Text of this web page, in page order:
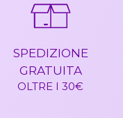
SPEDIZIONE
GRATUITA
OLTRE I 30€